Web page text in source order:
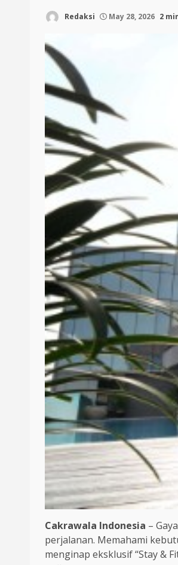
Redaksi May 28, 2026 2
Cakrawala Indonesia –
perjalanan. Memahami
menginap eksklusif “Stay &